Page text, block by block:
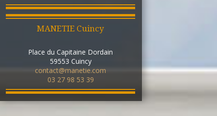
MANETIE Cuincy
Place du Capitaine Dordain
59553 Cuincy
contact@manetie.com
03 27 98 53 39